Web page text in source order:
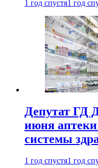
1 год спустя1 год
Депутат ГД
июня
системы
1 год спустя1 год